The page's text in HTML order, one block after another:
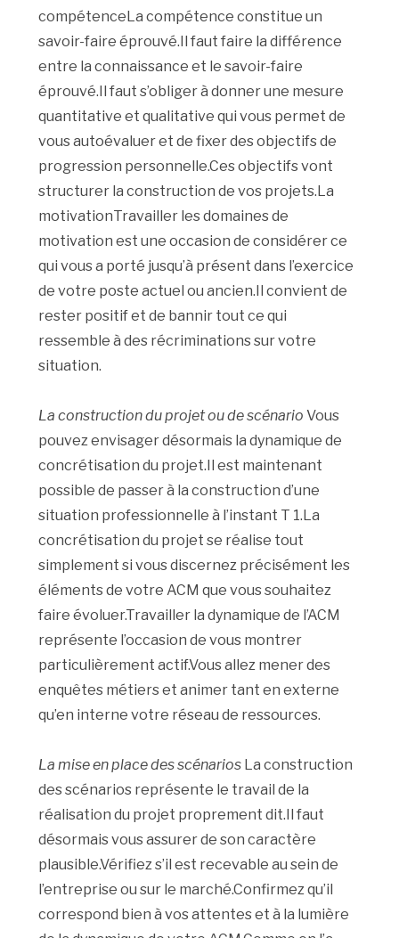
compétenceLa compétence constitue un
savoir-faire éprouvé.Il faut faire la différence
entre la connaissance et le savoir-faire
éprouvé.Il faut s’obliger à donner une mesure
quantitative et qualitative qui vous permet de
vous autoévaluer et de fixer des objectifs de
progression personnelle.Ces objectifs vont
structurer la construction de vos projets.La
motivationTravailler les domaines de
motivation est une occasion de considérer ce
qui vous a porté jusqu’à présent dans l’exercice
de votre poste actuel ou ancien.Il convient de
rester positif et de bannir tout ce qui
ressemble à des récriminations sur votre
situation.
La construction du projet ou de scénario Vous
pouvez envisager désormais la dynamique de
concrétisation du projet.Il est maintenant
possible de passer à la construction d’une
situation professionnelle à l’instant T 1.La
concrétisation du projet se réalise tout
simplement si vous discernez précisément les
éléments de votre ACM que vous souhaitez
faire évoluer.Travailler la dynamique de l’ACM
représente l’occasion de vous montrer
particulièrement actif.Vous allez mener des
enquêtes métiers et animer tant en externe
qu’en interne votre réseau de ressources.
La mise en place des scénarios La construction
des scénarios représente le travail de la
réalisation du projet proprement dit.Il faut
désormais vous assurer de son caractère
plausible.Vérifiez s’il est recevable au sein de
l’entreprise ou sur le marché.Confirmez qu’il
correspond bien à vos attentes et à la lumière